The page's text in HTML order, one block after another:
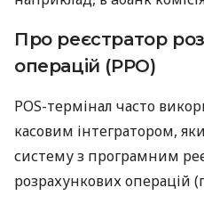
Про реєстратор
операцій (РРО)
POS-термінал часто
касовим інтегратором,
систему з програмним
розрахункових операцій